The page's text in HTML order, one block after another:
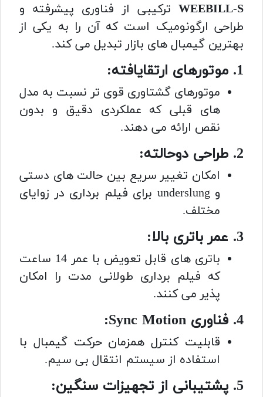
WEEBILL-S ترکیبی از فناوری پیشرفته و
طراحی ارگونومیک است که آن را به یکی از
بهترین گیمبال های بازار تبدیل می کند.
1. موتورهای ارتقایافته:
موتورهای گشتاوری قوی تر نسبت به مدل
های قبلی که عملکردی دقیق و بدون
نقص ارائه می دهند.
2. طراحی دوحالته:
امکان تغییر سریع بین حالت های دستی
و underslung برای فیلم برداری در زوایای
مختلف.
3. عمر باتری بالا:
باتری های قابل تعویض با عمر 14 ساعت
که فیلم برداری طولانی مدت را امکان
پذیر می کنند.
4. فناوری Sync Motion:
قابلیت کنترل همزمان حرکت گیمبال با
استفاده از سیستم انتقال بی سیم.
5. پشتیبانی از تجهیزات سنگین: